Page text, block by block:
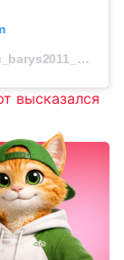
Публикация от ДЮСШ Барыс-2011 (@hc_barys2011_official)
высказался